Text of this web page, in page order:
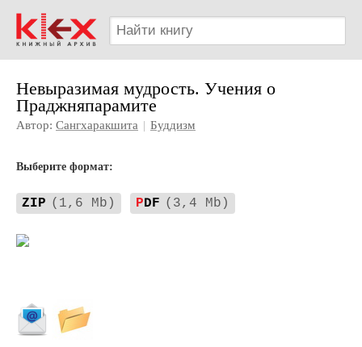
Невыразимая мудрость. Учения о
Праджняпарамите
Автор: Сангхаракшита | Буддизм
Выберите формат:
ZIP (1,6 Mb) PDF (3,4 Mb)